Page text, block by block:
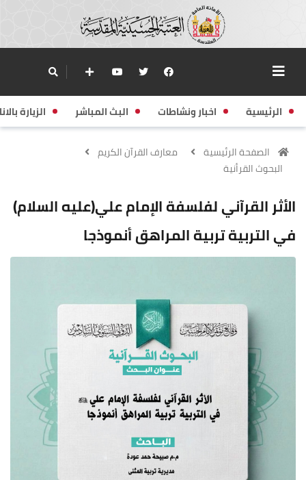
الرئيسية اخبار ونشاطات البث المباشر الزيارة
الصفحة الرئيسية
معارف القرآن الكريم
البحوث القرأنية
الأثر القرآني لفلسفة الإمام علي(عليه السلام)
في التربية تربية المراهق أنموذجا